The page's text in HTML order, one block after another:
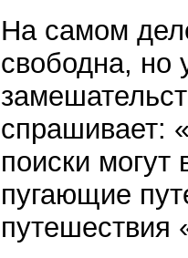
На самом
свободна, но
спрашивает:
поиски
пугающие